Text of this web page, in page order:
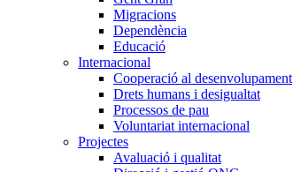
Migracions
Dependència
Educació
Internacional
Cooperació al desenvolupament
Drets humans i desigualtat
Processos de pau
Voluntariat internacional
Projectes
Avaluació i qualitat